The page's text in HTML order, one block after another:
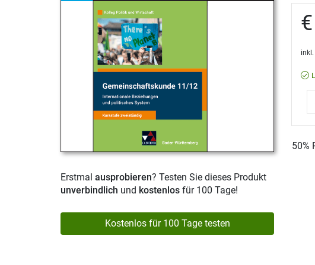
Erstmal ausprobieren? Testen Sie dieses Produkt
unverbindlich und kostenlos für 100 Tage!
Kostenlos für 100 Tage testen
50%